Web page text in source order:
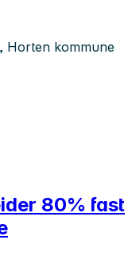
Horten kommune
80% fast